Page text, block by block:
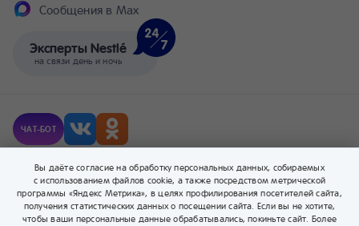
0
Эксперты Nestlé
на связи день и ночь
Сообщения в Max
ЧАТ-БОТ
© Компания Nestlé, 2026 г. Все права защищены.
® Владелец товарных знаков: Société des Produits Nestlé S.A. (Швейцария).
Вы даёте согласие на обработку персональных данных, собираемых
с использованием файлов cookie, а также посредством метрической
программы «Яндекс Метрика», в целях профилирования посетителей сайта,
получения статистических данных о посещении сайта. Если вы не хотите,
чтобы ваши персональные данные обрабатывались, покиньте сайт. Более